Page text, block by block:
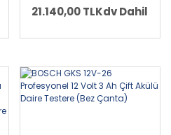
Profesyonel 12 Volt Akülü
Daire Testere
21.140,00 TLKdv Dahil